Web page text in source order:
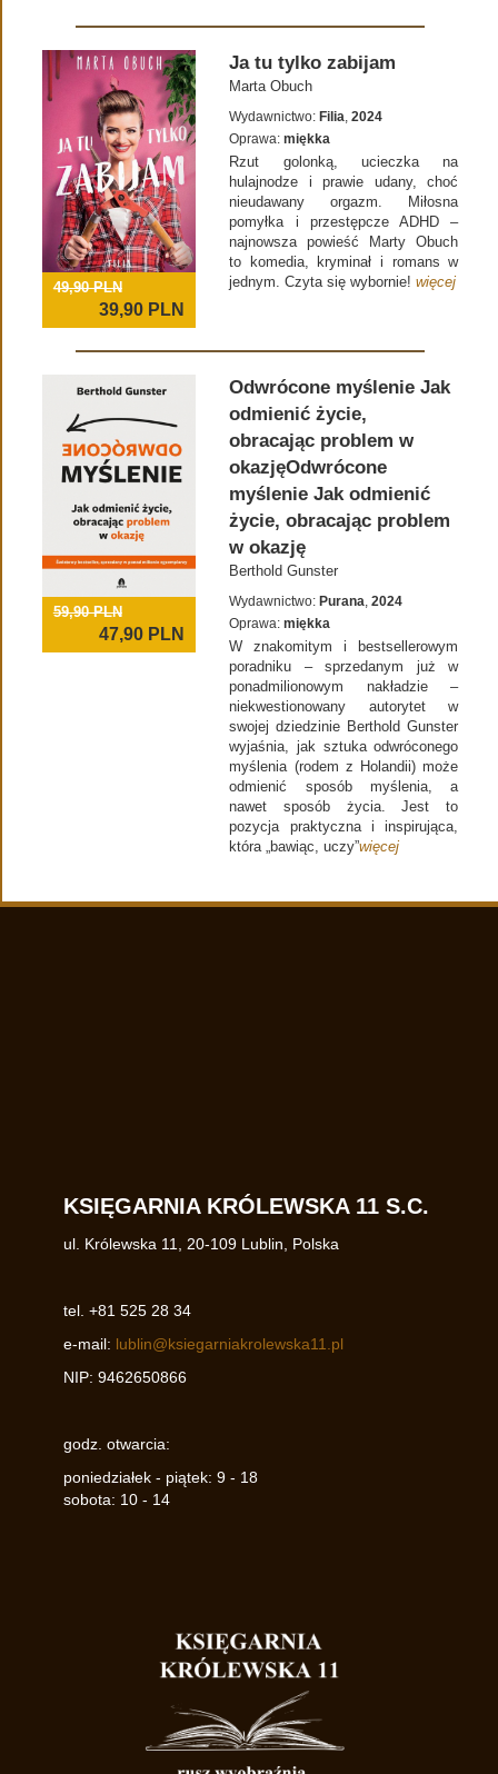
49,90 PLN
39,90 PLN
Ja tu tylko zabijam
Marta Obuch
Wydawnictwo:Filia ,2024
Oprawa:miękka
Rzut golonką, ucieczka na
hulajnodze i prawie udany, choć
nieudawany orgazm. Miłosna
pomyłka i przestępcze ADHD –
najnowsza powieść Marty Obuch
to komedia, kryminał i romans w
jednym. Czyta się wybornie!więcej
59,90 PLN
47,90 PLN
Odwrócone myślenie Jak
odmienić życie,
obracając problem w
okazjęOdwrócone
myślenie Jak odmienić
życie, obracając problem
w okazję
Berthold Gunster
Wydawnictwo:Purana,2024
Oprawa:miękka
W znakomitym i bestsellerowym
poradniku – sprzedanym już w
ponadmilionowym nakładzie –
niekwestionowany autorytet w
swojej dziedzinie Berthold Gunster
wyjaśnia, jak sztuka odwróconego
myślenia (rodem z Holandii) może
odmienić sposób myślenia, a
nawet sposób życia. Jest to
pozycja praktyczna i inspirująca,
która „bawiąc, uczy”więcej
KSIĘGARNIA KRÓLEWSKA 11 S.C.
ul. Królewska 11 20-109 Lublin Polska
tel. +81 525 28 34
e-mail: lublin@ksiegarniakrolewska11.pl
NIP: 9462650866
godz. otwarcia:
poniedziałek - piątek: 9 - 18
sobota: 10 - 14